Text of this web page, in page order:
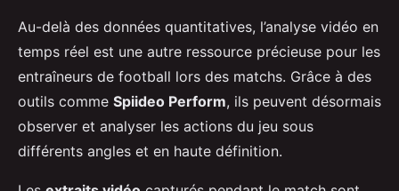
Au-delà des données quantitatives, l’analyse vidéo en
temps réel est une autre ressource précieuse pour les
entraîneurs de football lors des matchs. Grâce à des
outils comme Spiideo Perform, ils peuvent désormais
observer et analyser les actions du jeu sous
différents angles et en haute définition.